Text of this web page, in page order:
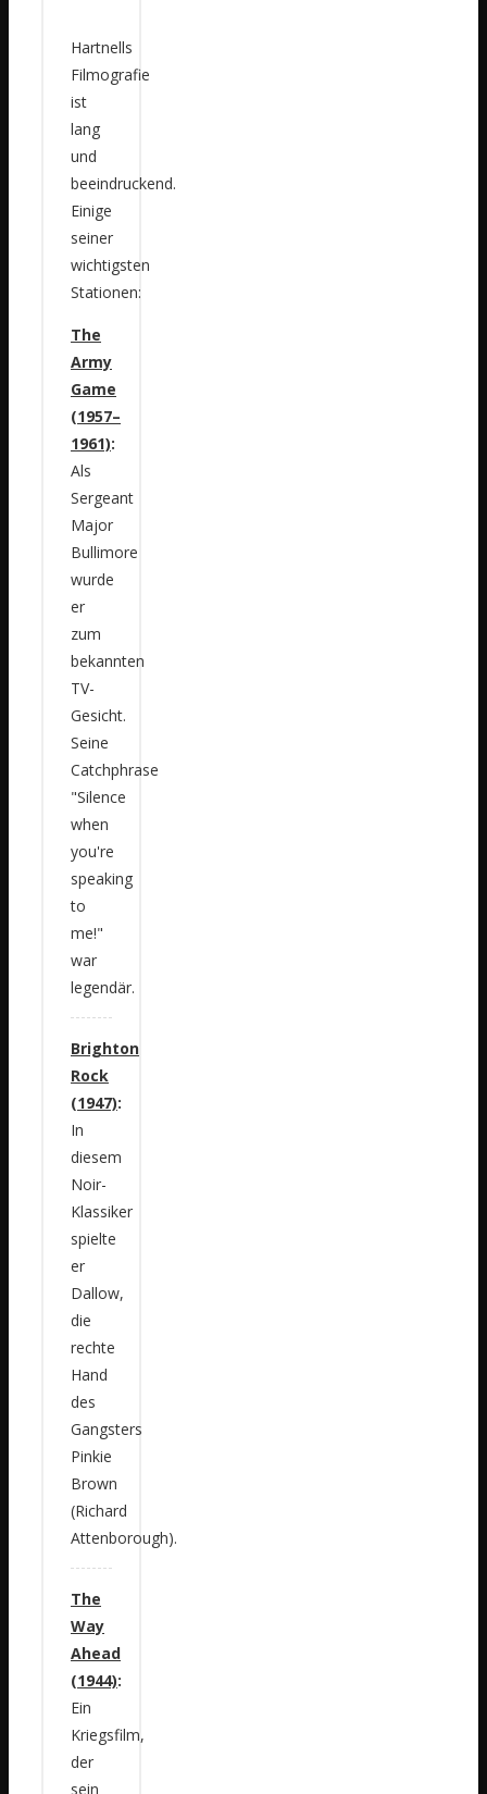
Hartnells
Filmografie
ist
lang
und
beeindruckend.
Einige
seiner
wichtigsten
Stationen:
The
Army
Game
(1957–
1961):
Als
Sergeant
Major
Bullimore
wurde
er
zum
bekannten
TV-
Gesicht.
Seine
Catchphrase
"Silence
when
you're
speaking
to
me!"
war
legendär.
Brighton
Rock
(1947):
In
diesem
Noir-
Klassiker
spielte
er
Dallow,
die
rechte
Hand
des
Gangsters
Pinkie
Brown
(Richard
Attenborough).
The
Way
Ahead
(1944):
Ein
Kriegsfilm,
der
sein